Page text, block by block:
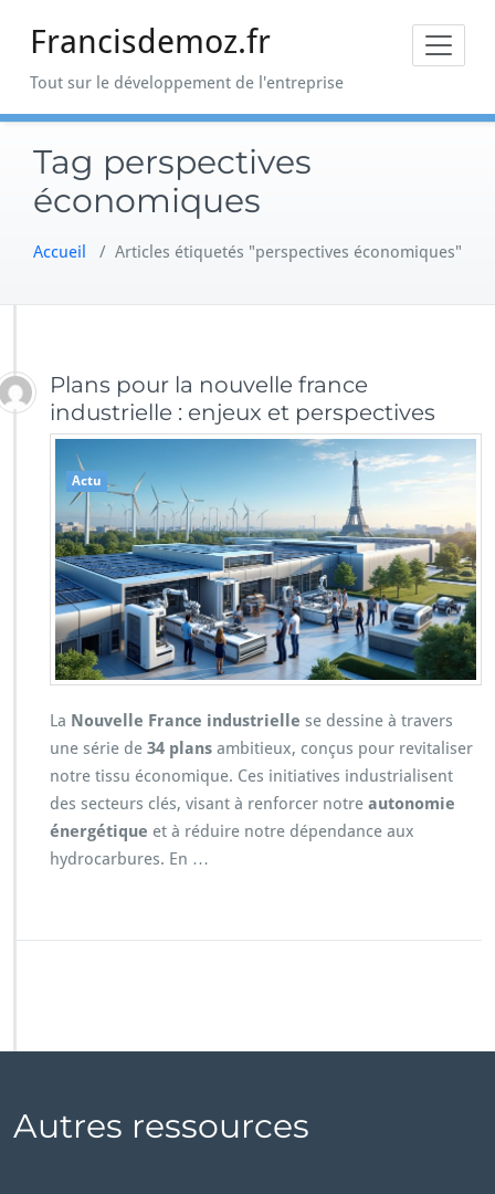
Francisdemoz.fr
Tout sur le développement de l'entreprise
Tag perspectives
économiques
Accueil / Articles étiquetés "perspectives économiques"
Plans pour la nouvelle france
industrielle : enjeux et perspectives
Actu
La Nouvelle France industrielle se dessine à travers
une série de 34 plans ambitieux, conçus pour revitaliser
notre tissu économique. Ces initiatives industrialisent
des secteurs clés, visant à renforcer notre autonomie
énergétique et à réduire notre dépendance aux
hydrocarbures. En …
Autres ressources